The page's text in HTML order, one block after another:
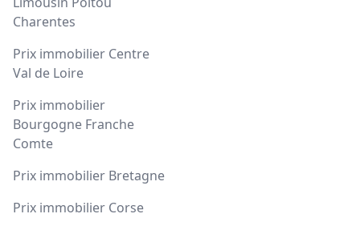
Charentes
Prix immobilier Centre
Val de Loire
Prix immobilier
Bourgogne Franche
Comte
Prix immobilier Bretagne
Prix immobilier Corse